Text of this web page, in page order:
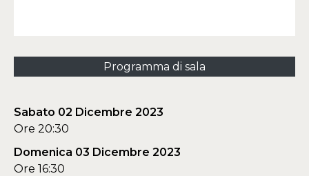
Programma di sala
Sabato 02 Dicembre 2023
Ore 20:30
Domenica 03 Dicembre 2023
Ore 16:30